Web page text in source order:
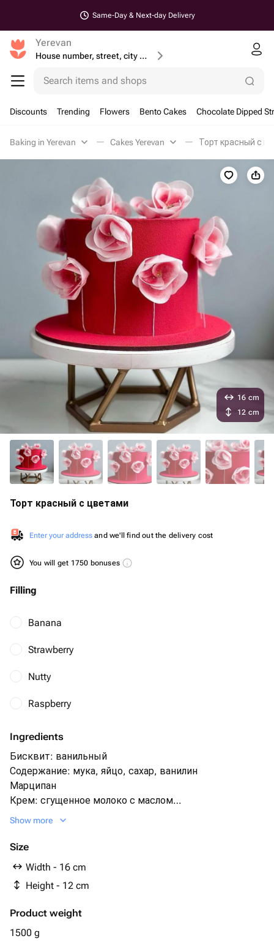
Same-Day & Next-day Delivery
Yerevan
House number, street, city or postcode
Search items and shops
Discounts Trending Flowers Bento Cakes Chocolate Dipped
Baking in Yerevan Cakes Yerevan Торт красный с
Торт красный с цветами
Enter your address and we'll find out the delivery cost
You will get 1750 bonuses
Filling
Banana
Strawberry
Nutty
Raspberry
Ingredients
Бисквит: ванильный
Содержание: мука, яйцо, сахар, ванилин
Марципан
Крем: сгущенное молоко с маслом
Крем снаружи- сливки, сахар
комментариях
Show more
Size
Width - 16 cm
Height - 12 cm
Product weight
1500 g
16 cm
12 cm